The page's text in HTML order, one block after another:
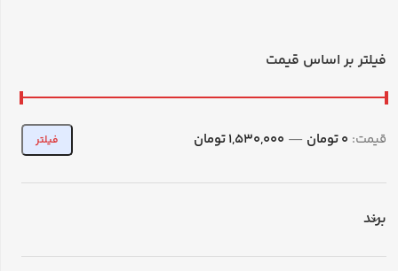
فیلتر بر اساس قیمت
فیلتر قیمت: 0 تومان — 1,530,000 تومان
برند